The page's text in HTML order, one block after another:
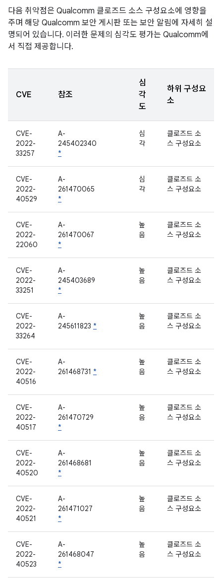
다음 취약점은 Qualcomm 클로즈드 소스 구성요소에 영향을
주며 해당 Qualcomm 보안 게시판 또는 보안 알림에 자세히 설
명되어 있습니다. 이러한 문제의 심각도 평가는 Qualcomm에
서 직접 제공합니다.
CVE 참조
심
각
도
하위 구성요
소
CVE-
2022-
33257
A-
245402340
*
심
각
클로즈드 소
스 구성요소
CVE-
2022-
40529
A-
261470065
*
심
각
클로즈드 소
스 구성요소
CVE-
2022-
22060
A-
261470067
*
높
음
클로즈드 소
스 구성요소
CVE-
2022-
33251
A-
245403689
*
높
음
클로즈드 소
스 구성요소
CVE-
2022-
33264
A-
245611823 *
높
음
클로즈드 소
스 구성요소
CVE-
2022-
40516
A-
261468731 *
높
음
클로즈드 소
스 구성요소
CVE-
2022-
40517
A-
261470729
*
높
음
클로즈드 소
스 구성요소
CVE-
2022-
40520
A-
261468681
*
높
음
클로즈드 소
스 구성요소
CVE-
2022-
40521
A-
261471027
*
높
음
클로즈드 소
스 구성요소
CVE-
2022-
40523
A-
261468047
*
높
음
클로즈드 소
스 구성요소